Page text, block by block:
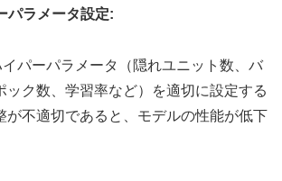
パラメータ設定:
パーパラメータ（隠れユニット数、バ
ック数、学習率など）を適切に設定する
が不適切であると、モデルの性能が低下